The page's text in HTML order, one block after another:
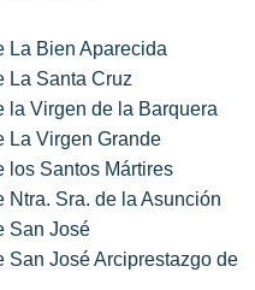
La Bien Aparecida
La Santa Cruz
la Virgen de la Barquera
La Virgen Grande
los Santos Mártires
Ntra. Sra. de la Asunción
San José
San José Arciprestazgo de